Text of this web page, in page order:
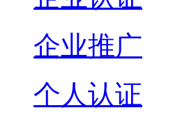
企业推广
个人认证